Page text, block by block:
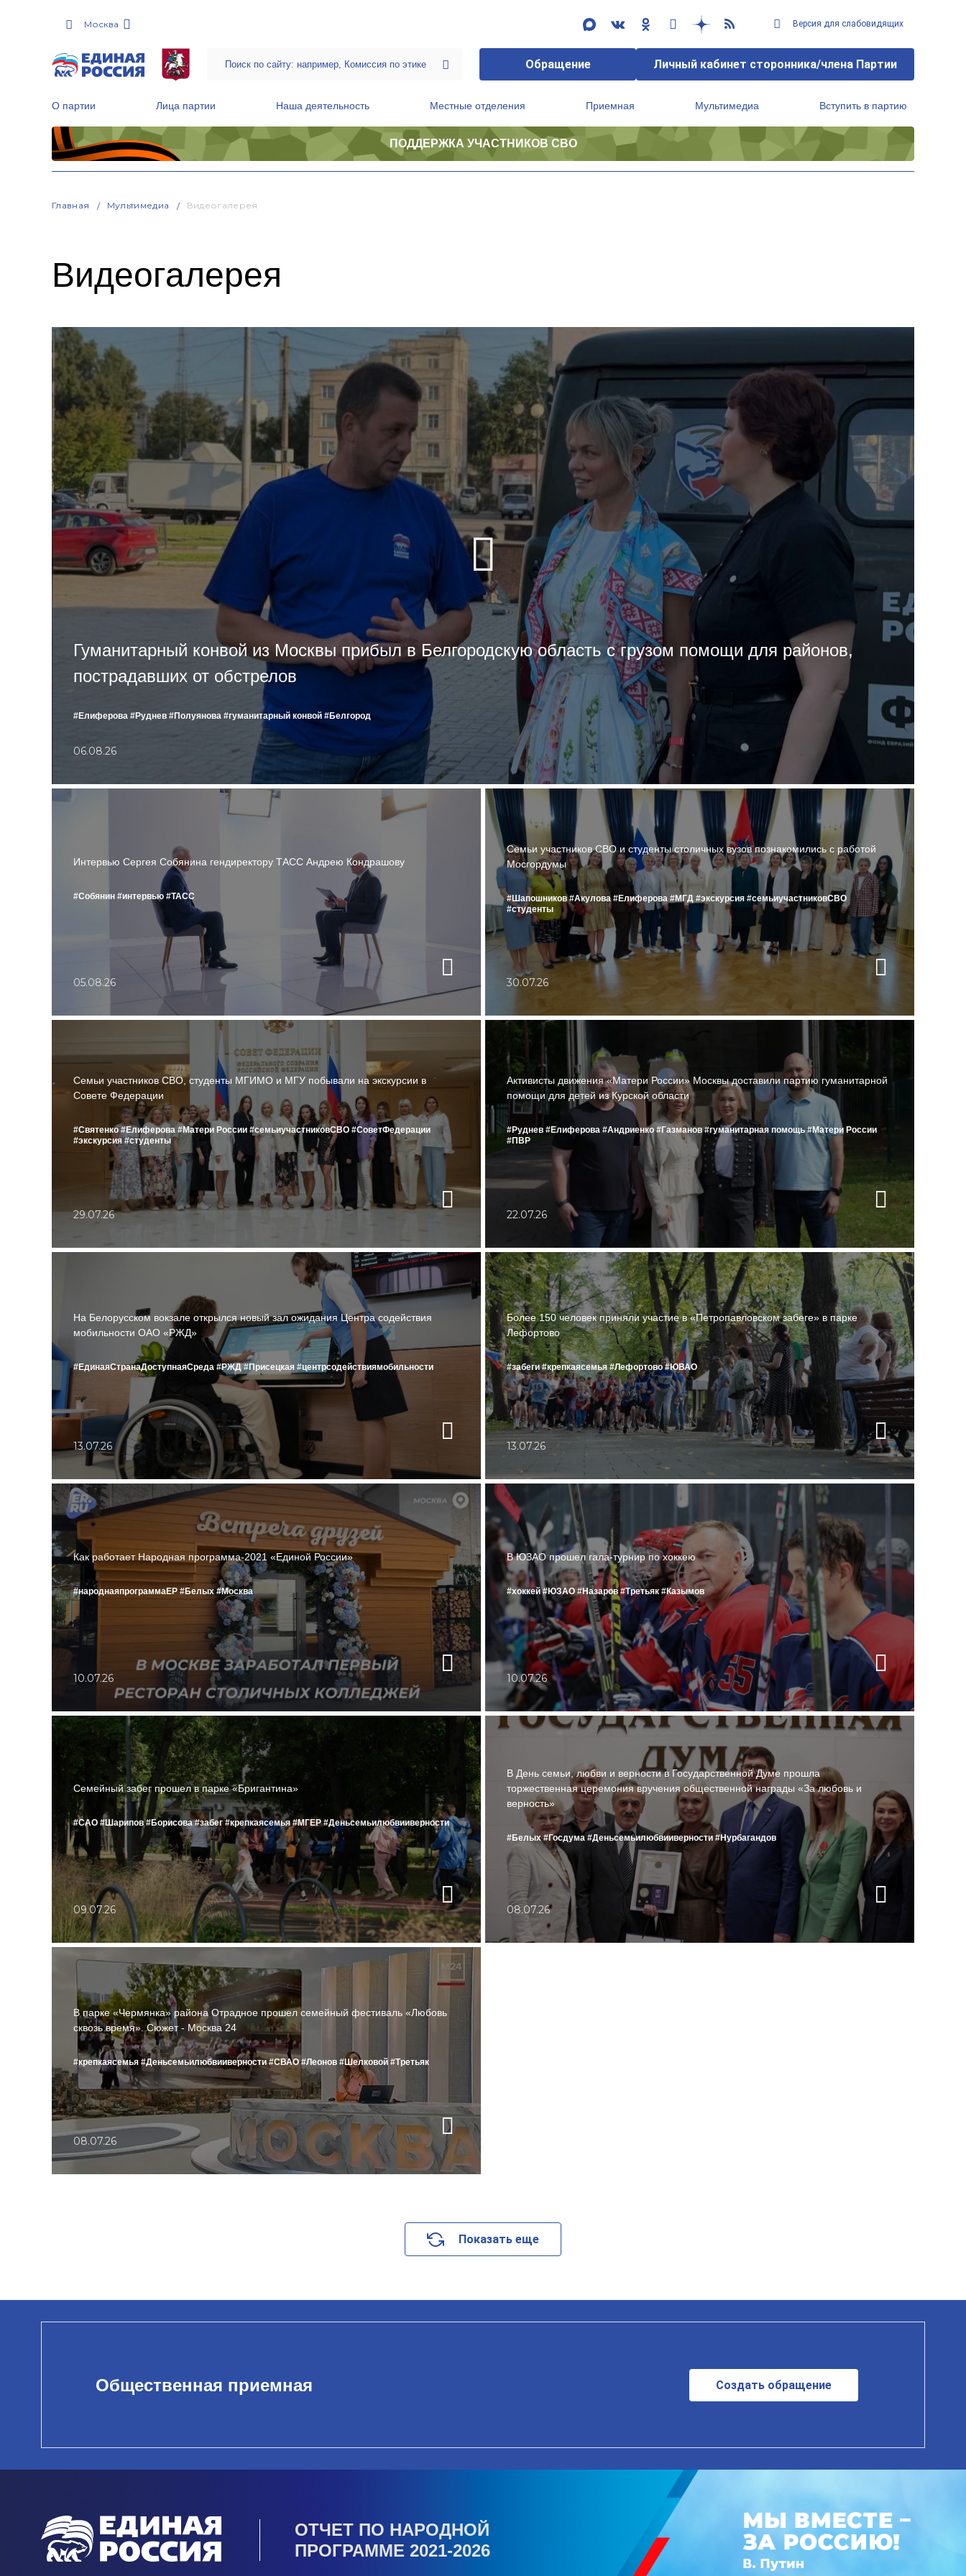
Москва Версия для слабовидящих
Обращение Личный кабинет сторонника/члена Партии
О партии Лица партии Наша деятельность Местные отделения Приемная Мультимедиа Вступить в партию
ПОДДЕРЖКА УЧАСТНИКОВ СВО
Главная Мультимедиа Видеогалерея
Видеогалерея
Гуманитарный конвой из Москвы прибыл в Белгородскую область с грузом помощи для районов,
пострадавших от обстрелов
#Елиферова #Руднев #Полуянова #гуманитарный конвой #Белгород
06.08.26
Интервью Сергея Собянина гендиректору ТАСС Андрею Кондрашову
#Собянин #интервью #ТАСС
05.08.26
Семьи участников СВО и студенты столичных вузов познакомились с работой
Мосгордумы
#Шапошников #Акулова #Елиферова #МГД #экскурсия #семьиучастниковСВО
#студенты
30.07.26
Семьи участников СВО, студенты МГИМО и МГУ побывали на экскурсии в
Совете Федерации
#Святенко #Елиферова #Матери России #семьиучастниковСВО #СоветФедерации
#экскурсия #студенты
29.07.26
Активисты движения «Матери России» Москвы доставили партию гуманитарной
помощи для детей из Курской области
#Руднев #Елиферова #Андриенко #Газманов #гуманитарная помощь #Матери России
#ПВР
22.07.26
На Белорусском вокзале открылся новый зал ожидания Центра содействия
мобильности ОАО «РЖД»
#ЕдинаяСтранаДоступнаяСреда #РЖД #Присецкая #центрсодействиямобильности
13.07.26
Более 150 человек приняли участие в «Петропавловском забеге» в парке
Лефортово
#забеги #крепкаясемья #Лефортово #ЮВАО
13.07.26
Как работает Народная программа-2021 «Единой России»
#народнаяпрограммаЕР #Белых #Москва
10.07.26
В ЮЗАО прошел гала-турнир по хоккею
#хоккей #ЮЗАО #Назаров #Третьяк #Казымов
10.07.26
Семейный забег прошел в парке «Бригантина»
#САО #Шарипов #Борисова #забег #крепкаясемья #‎МГЕР‬ #Деньсемьилюбвииверности
09.07.26
В День семьи, любви и верности в Государственной Думе прошла
торжественная церемония вручения общественной награды «За любовь и
верность»
#Белых #Госдума #Деньсемьилюбвииверности #Нурбагандов
08.07.26
В парке «Чермянка» района Отрадное прошел семейный фестиваль «Любовь
сквозь время». Сюжет - Москва 24
#крепкаясемья #Деньсемьилюбвииверности #СВАО #Леонов #Шелковой #Третьяк
08.07.26
Показать еще
Общественная приемная Создать обращение
ОТЧЕТ ПО НАРОДНОЙ
ПРОГРАММЕ 2021-2026